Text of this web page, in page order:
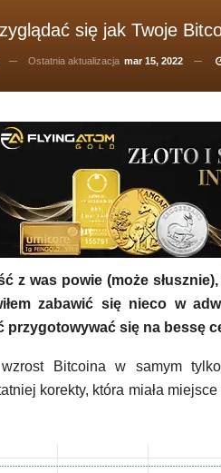
się jak Twoje
Ostatnia aktualizacja mar 15, 2022
z was powie (może
zabawić się nieco w
przygotowywać się na bessę
Bitcoina w samym
korekty, która miała